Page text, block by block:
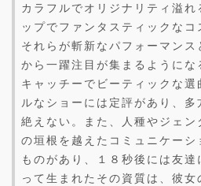
カラフルでオリジナリティ溢
ップでファンタスティックなコ
それらが斬新なパフォーマン
から一躍注目が集まるようにな
キャッチーでビーティックな
ルなショーには定評があり、
絶えない。また、人種やジェン
の垣根を越えたコミュニケーシ
ものがあり、１８秒後には友
って生まれたその資質は、彼